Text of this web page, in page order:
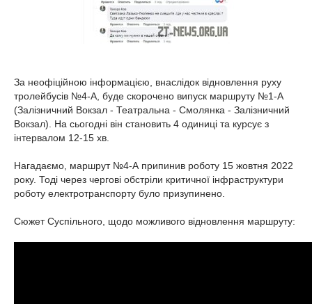
За неофіційною інформацією, внаслідок відновлення руху
тролейбусів №4-А, буде скорочено випуск маршруту №1-А
(Залізничний Вокзал - Театральна - Смолянка - Залізничний
Вокзал). На сьогодні він становить 4 одиниці та курсує з
інтервалом 12-15 хв.
Нагадаємо, маршрут №4-А припинив роботу 15 жовтня 2022
року. Тоді через чергові обстріли критичної інфраструктури
роботу електротранспорту було призупинено.
Сюжет Суспільного, щодо можливого відновлення маршруту: